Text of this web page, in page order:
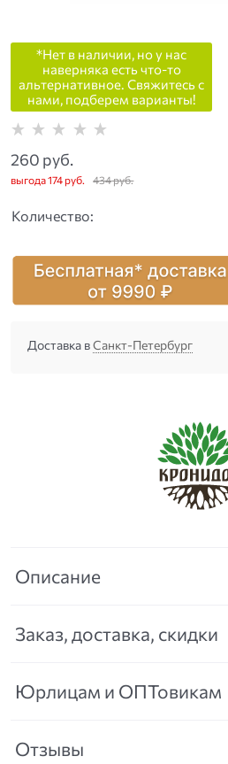
*Нет в наличии, но у нас
наверняка есть что-то
альтернативное. Свяжитесь с
нами, подберем варианты!
434 руб.
260 руб.
выгода174 руб.
Количество:
Доставка вСанкт-Петербург
Описание
Заказ, доставка, скидки
Юрлицам и ОПТовикам
Отзывы